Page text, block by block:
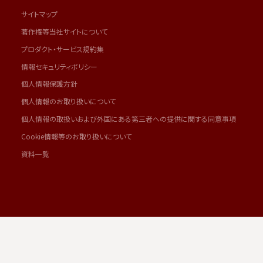
サイトマップ
著作権等当社サイトについて
プロダクト・サービス規約集
情報セキュリティポリシー
個人情報保護方針
個人情報のお取り扱いについて
個人情報の取扱いおよび外国にある第三者への提供に関する同意事項
Cookie情報等のお取り扱いについて
資料一覧